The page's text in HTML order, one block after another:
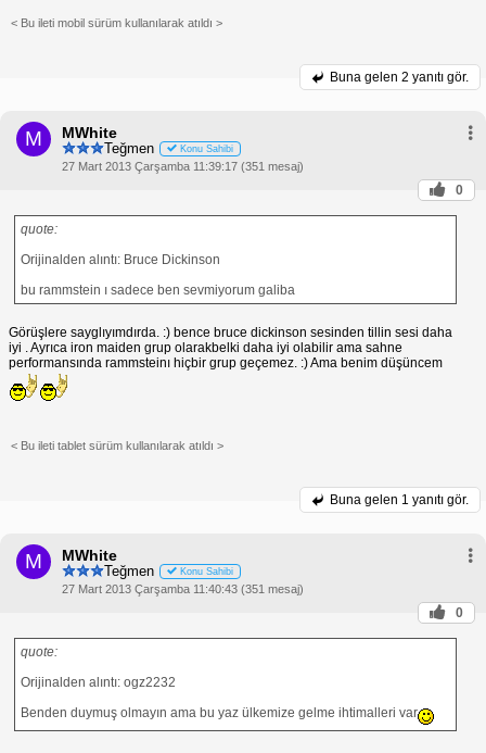
< Bu ileti mobil sürüm kullanılarak atıldı >
Buna gelen 2 yanıtı gör.
M MWhite
Teğmen Konu Sahibi
27 Mart 2013 Çarşamba 11:39:17 (351 mesaj)
0
quote:
Orijinalden alıntı: Bruce Dickinson
bu rammstein ı sadece ben sevmiyorum galiba
Görüşlere sayglıyımdırda. :) bence bruce dickinson sesinden tillin sesi daha
iyi . Ayrıca iron maiden grup olarakbelki daha iyi olabilir ama sahne
performansında rammsteinı hiçbir grup geçemez. :) Ama benim düşüncem
< Bu ileti tablet sürüm kullanılarak atıldı >
Buna gelen 1 yanıtı gör.
M MWhite
Teğmen Konu Sahibi
27 Mart 2013 Çarşamba 11:40:43 (351 mesaj)
0
quote:
Orijinalden alıntı: ogz2232
Benden duymuş olmayın ama bu yaz ülkemize gelme ihtimalleri var